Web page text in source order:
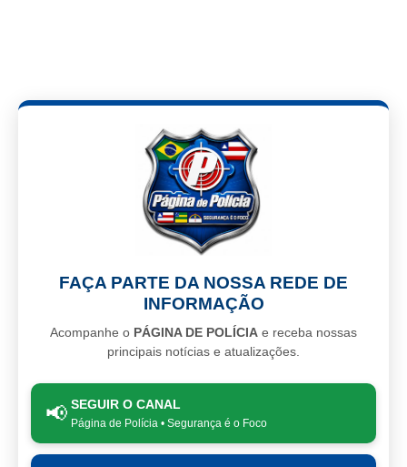
FAÇA PARTE DA NOSSA REDE DE
INFORMAÇÃO
Acompanhe o PÁGINA DE POLÍCIA e receba nossas
principais notícias e atualizações.
📢 SEGUIR O CANAL
Página de Polícia • Segurança é o Foco